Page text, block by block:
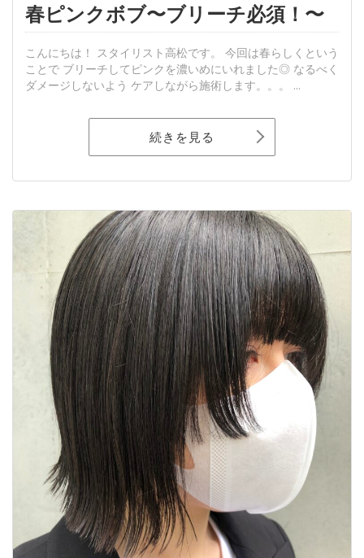
春ピンクボブ〜ブリーチ必須！〜
こんにちは！ スタイリスト高松です。 今回は春らしくという
ことで ブリーチしてピンクを濃いめにいれました◎ なるべく
ダメージしないよう ケアしながら施術します。。。 ...
続きを見る